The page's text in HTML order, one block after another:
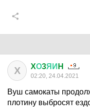
X XО3ЯИ H
02:20, 24.04.2021
Вуш самокаты
плотину выбросят